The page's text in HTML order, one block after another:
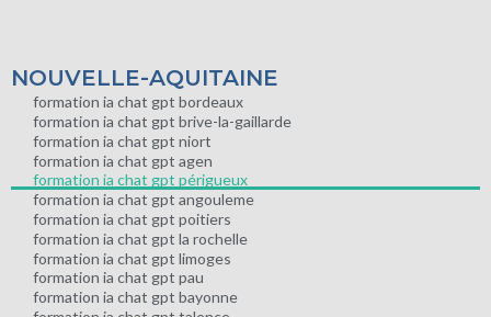
NOUVELLE-AQUITAINE
formation ia chat gpt bordeaux
formation ia chat gpt brive-la-gaillarde
formation ia chat gpt niort
formation ia chat gpt agen
formation ia chat gpt périgueux
formation ia chat gpt angouleme
formation ia chat gpt poitiers
formation ia chat gpt la rochelle
formation ia chat gpt limoges
formation ia chat gpt pau
formation ia chat gpt bayonne